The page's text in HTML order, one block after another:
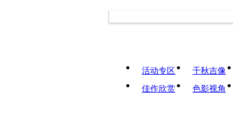
活动专区 千秋吉像
佳作欣赏
色影视角